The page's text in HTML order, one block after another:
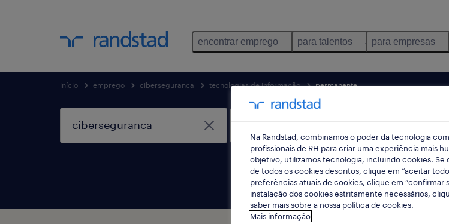
encontrar emprego para talentos para empresas
início emprego ciberseguranca tecnologias de informação permanente
Na Randstad, combinamos o poder da tecnologia
profissionais de RH para criar uma experiência mais
objetivo, utilizamos tecnologia, incluindo cookies. Se
de todos os cookies descritos, clique em “aceitar
preferências atuais de cookies, clique em “confirmar
instalação dos cookies estritamente necessários,
saber mais sobre a nossa política de cookies.
Mais informação